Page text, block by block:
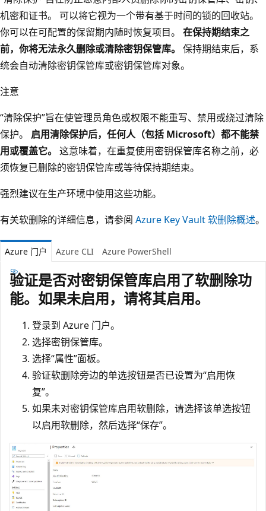
机密和证书。 可以将它视为一个带有基于时间的锁的回收站。
你可以在可配置的保留期内随时恢复项目。 在保持期结束之
前，你将无法永久删除或清除密钥保管库。 保持期结束后，系
统会自动清除密钥保管库或密钥保管库对象。
注意
“清除保护”旨在使管理员角色或权限不能重写、禁用或绕过清除
保护。 启用清除保护后，任何人（包括 Microsoft）都不能禁
用或覆盖它。 这意味着，在重复使用密钥保管库名称之前，必
须恢复已删除的密钥保管库或等待保持期结束。
强烈建议在生产环境中使用这些功能。
有关软删除的详细信息，请参阅 Azure Key Vault 软删除概述。
Azure 门户 Azure CLI Azure PowerShell
验证是否对密钥保管库启用了软删除功
能。如果未启用，请将其启用。
登录到 Azure 门户。
选择密钥保管库。
选择“属性”面板。
验证软删除旁边的单选按钮是否已设置为“启用恢
复”。
如果未对密钥保管库启用软删除，请选择该单选按钮
以启用软删除，然后选择“保存”。